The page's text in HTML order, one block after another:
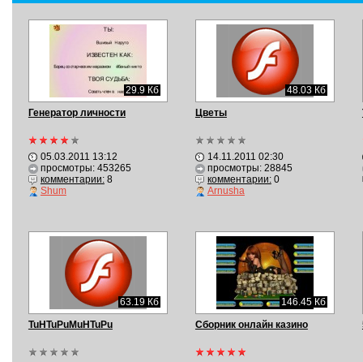
29.9 Кб
Генератор личности
05.03.2011 13:12
просмотры: 453265
комментарии:8
Shum
48.03 Кб
Цветы
14.11.2011 02:30
просмотры: 28845
комментарии:0
Arnusha
63.19 Кб
TuHTuPuMuHTuPu
146.45 Кб
Сборник онлайн казино